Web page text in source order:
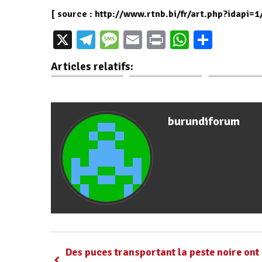
[ source : http://www.rtnb.bi/fr/
X Telegram
Message
EmailPrintWhatsApp
Articles relatifs:
Le Gouvernement
du Burundi
contrer la…
Burundi : Le
Premier ministre
burundiforum
Des puces transportant la peste noire ont